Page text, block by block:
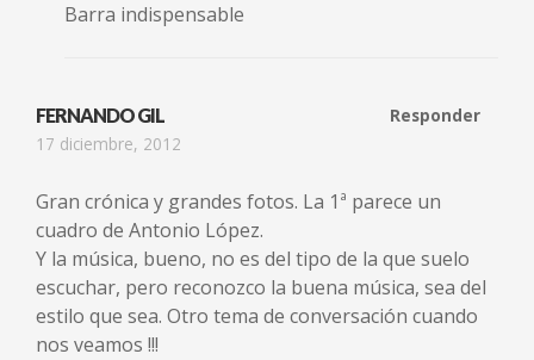
Barra indispensable
FERNANDO GIL
17 diciembre, 2012
Responder
Gran crónica y grandes fotos. La 1ª parece un
cuadro de Antonio López.
Y la música, bueno, no es del tipo de la que suelo
escuchar, pero reconozco la buena música, sea del
estilo que sea. Otro tema de conversación cuando
nos veamos !!!